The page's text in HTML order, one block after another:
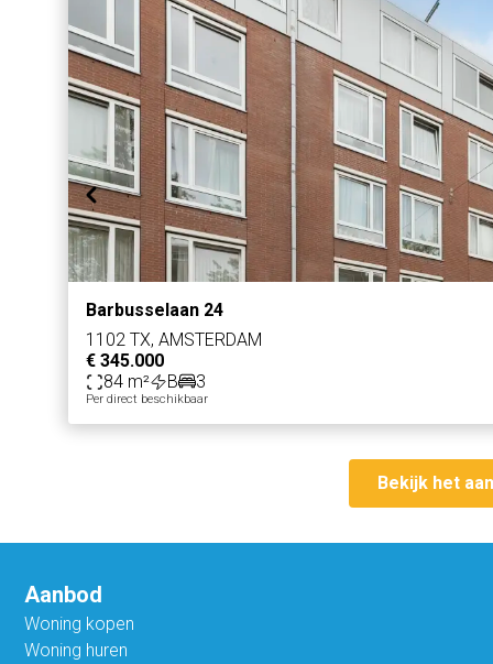
Barbusselaan 24
1102 TX, AMSTERDAM
€ 345.000
84 m²
B 3
Per direct beschikbaar
Bekijk het
Aanbod
Woning kopen
Woning huren